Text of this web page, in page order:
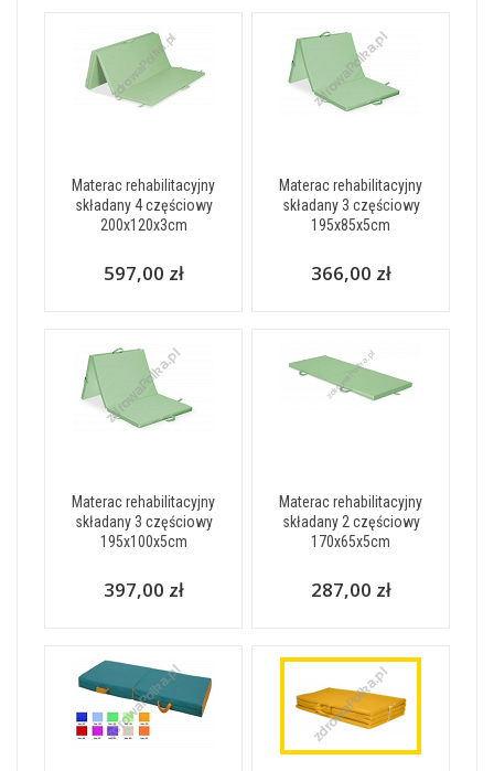
Materac rehabilitacyjny
składany 4 częściowy
200x120x3cm
597,00 zł
Materac rehabilitacyjny
składany 3 częściowy
195x85x5cm
366,00 zł
Materac rehabilitacyjny
składany 3 częściowy
195x100x5cm
397,00 zł
Materac rehabilitacyjny
składany 2 częściowy
170x65x5cm
287,00 zł